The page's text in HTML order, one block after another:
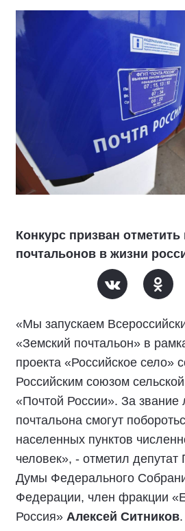
Конкурс призван
почтальонов в жизни
«Мы запускаем
«Земский почтальон» в
проекта «Российское село»
Российским союзом
«Почтой России». За звание
почтальона смогут
населенных пунктов
человек», - отметил депутат
Думы Федерального
Федерации, член фракции
Россия» Алексей Ситников.